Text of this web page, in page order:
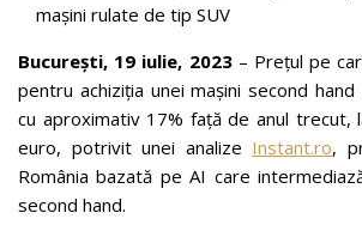
mașini rulate de tip SUV
București, 19 iulie, 2023 – Prețul pe
pentru achiziția unei mașini second
cu aproximativ 17% față de anul trecut,
euro, potrivit unei analize Instant.ro,
România bazată pe AI care
second hand.